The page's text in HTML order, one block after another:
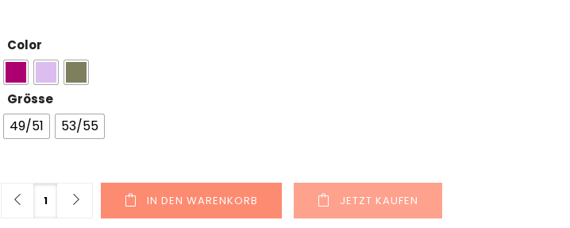
Color
Grösse
49/51 53/55
Menge
IN DEN WARENKORB JETZT KAUFEN